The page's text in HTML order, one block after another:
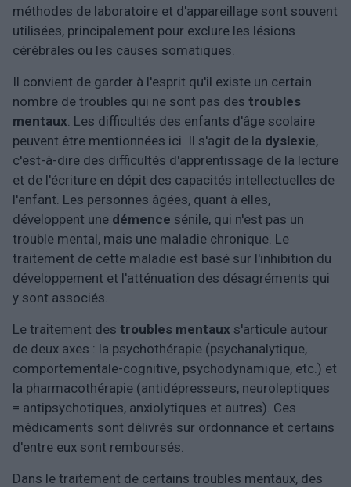
méthodes de laboratoire et d'appareillage sont souvent
utilisées, principalement pour exclure les lésions
cérébrales ou les causes somatiques.
Il convient de garder à l'esprit qu'il existe un certain
nombre de troubles qui ne sont pas des troubles
mentaux. Les difficultés des enfants d'âge scolaire
peuvent être mentionnées ici. Il s'agit de la dyslexie,
c'est-à-dire des difficultés d'apprentissage de la lecture
et de l'écriture en dépit des capacités intellectuelles de
l'enfant. Les personnes âgées, quant à elles,
développent une démence sénile, qui n'est pas un
trouble mental, mais une maladie chronique. Le
traitement de cette maladie est basé sur l'inhibition du
développement et l'atténuation des désagréments qui
y sont associés.
Le traitement des troubles mentaux s'articule autour
de deux axes : la psychothérapie (psychanalytique,
comportementale-cognitive, psychodynamique, etc.) et
la pharmacothérapie (antidépresseurs, neuroleptiques
= antipsychotiques, anxiolytiques et autres). Ces
médicaments sont délivrés sur ordonnance et certains
d'entre eux sont remboursés.
Dans le traitement de certains troubles mentaux, des